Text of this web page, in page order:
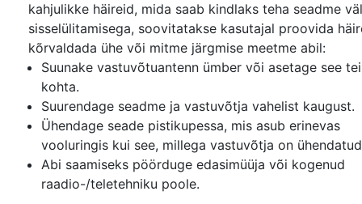
kahjulikke häireid, mida saab kindlaks teha seadme
sisselülitamisega, soovitatakse kasutajal proovida
kõrvaldada ühe või mitme järgmise meetme abil:
Suunake vastuvõtuantenn ümber või asetage see
kohta.
Suurendage seadme ja vastuvõtja vahelist kaugust.
Ühendage seade pistikupessa, mis asub erinevas
vooluringis kui see, millega vastuvõtja on
Abi saamiseks pöörduge edasimüüja või kogenud
raadio-/teletehniku poole.